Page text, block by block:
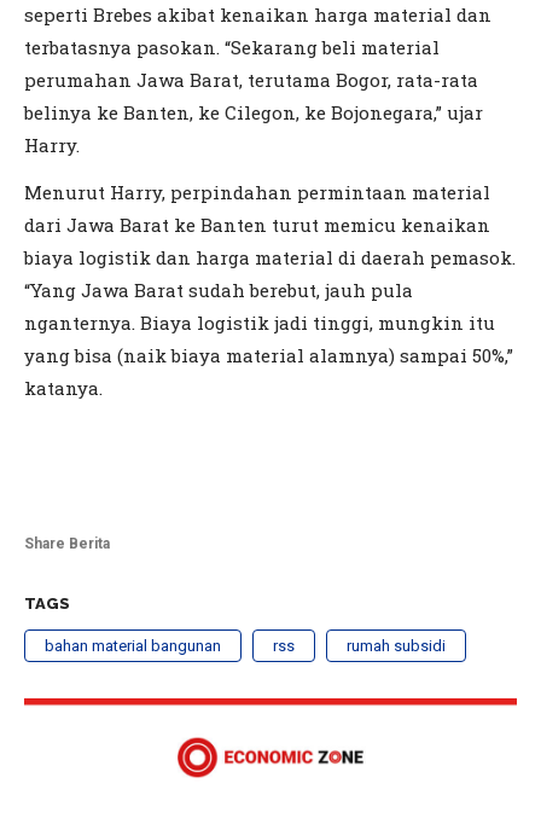
seperti Brebes akibat kenaikan harga material dan
terbatasnya pasokan. “Sekarang beli material
perumahan Jawa Barat, terutama Bogor, rata-rata
belinya ke Banten, ke Cilegon, ke Bojonegara,” ujar
Harry.
Menurut Harry, perpindahan permintaan material
dari Jawa Barat ke Banten turut memicu kenaikan
biaya logistik dan harga material di daerah pemasok.
“Yang Jawa Barat sudah berebut, jauh pula
nganternya. Biaya logistik jadi tinggi, mungkin itu
yang bisa (naik biaya material alamnya) sampai 50%,”
katanya.
Share Berita
TAGS
bahan material bangunan rss rumah subsidi